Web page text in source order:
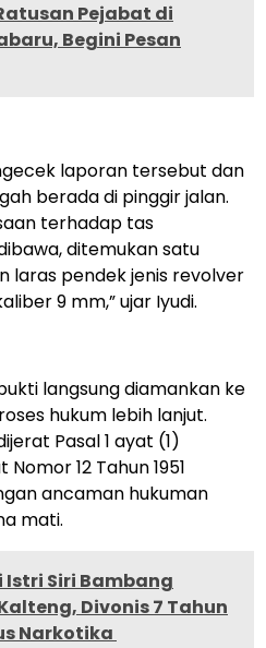
Pejabat di
Begini Pesan
laporan tersebut dan
berada di pinggir jalan.
terhadap tas
ditemukan satu
laras pendek jenis revolver
9 mm,” ujar Iyudi.
langsung diamankan ke
hukum lebih lanjut.
Pasal 1 ayat (1)
12 Tahun 1951
ancaman hukuman
mati.
Istri Siri Bambang
Divonis 7 Tahun
Narkotika